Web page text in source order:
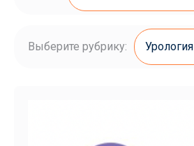
Выберите рубрику: Урология